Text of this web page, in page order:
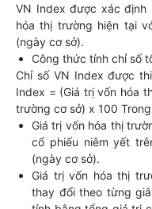
VN Index được xác định
hóa thị trường hiện tại
(ngày cơ sở).
Công thức tính chỉ số
Chỉ số VN Index được
Index = (Giá trị vốn hóa
trường cơ sở) x 100
Giá trị vốn hóa thị
cổ phiếu niêm yết
(ngày cơ sở).
Giá trị vốn hóa thị
thay đổi theo từng